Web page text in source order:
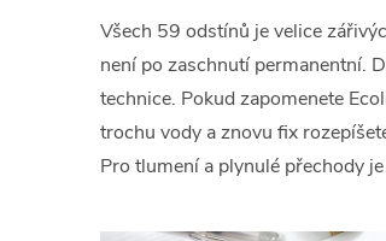
Všech 59 odstínů je velice
není po zaschnutí permanentní.
technice. Pokud zapomenete
trochu vody a znovu fix
Pro tlumení a plynulé přechody